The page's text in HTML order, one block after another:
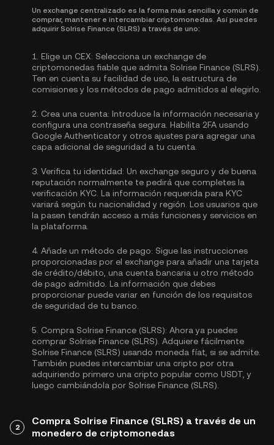
Un exchange centralizado es la forma más sencilla y común de
comprar, mantener e intercambiar criptomonedas. Así puedes
adquirir Solrise Finance (SLRS) a través de uno:
1. Elige un CEX: Selecciona un exchange de
criptomonedas fiable que admita Solrise Finance (SLRS).
Ten en cuenta su facilidad de uso, la estructura de
comisiones y los métodos de pago admitidos al elegirlo.
2. Crea una cuenta: Introduce la información necesaria y
configura una contraseña segura. Habilita 2FA usando
Google Authenticatory otros ajustes para agregar una
capa adicional de seguridad a tu cuenta.
3. Verifica tu identidad: Un exchange seguro y de buena
reputación normalmente te pedirá que completes la
verificación KYC. La información requerida para KYC
variará según tu nacionalidad y región. Los usuarios que
la pasen tendrán acceso a más funciones y servicios en
la plataforma.
4. Añade un método de pago: Sigue las instrucciones
proporcionadas por el exchange para añadir una tarjeta
de crédito/débito, una cuenta bancaria u otro método
de pago admitido. La información que debes
proporcionar puede variar en función de los requisitos
de seguridad de tu banco.
5. Compra Solrise Finance (SLRS): Ahora ya puedes
comprar Solrise Finance (SLRS). Adquiere fácilmente
Solrise Finance (SLRS) usando moneda fíat, si se admite.
También puedes intercambiar una cripto por otra
adquiriendo primero una cripto popular como USDT , y
luego cambiándola por Solrise Finance (SLRS).
2
Compra Solrise Finance (SLRS) a través de un
monedero de criptomonedas